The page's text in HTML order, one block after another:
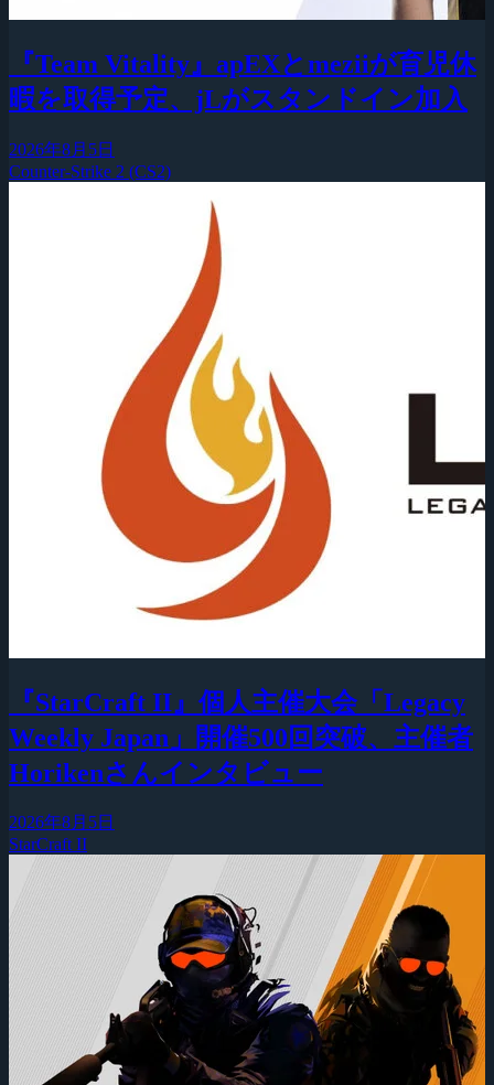
『Team Vitality』apEXとmeziiが育児休
暇を取得予定、jLがスタンドイン加入
2026年8月5日
Counter-Strike 2 (CS2)
『StarCraft II』個人主催大会「Legacy
Weekly Japan」開催500回突破、主催者
Horikenさんインタビュー
2026年8月5日
StarCraft II